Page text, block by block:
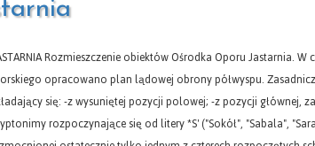
Rozmieszczenie obiektów Ośrodka Oporu Jastarnia.
opracowano plan lądowej obrony półwyspu.
się: -z wysuniętej pozycji polowej; -z pozycji głównej,
rozpoczynające się od litery *S' ("Sokół", "Sabala",